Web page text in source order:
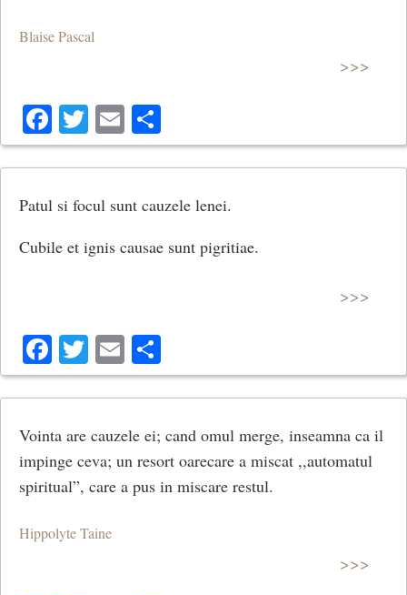
Blaise Pascal
>>>
Facebook
Twitter
Email
Patul si focul sunt cauzele lenei.
Cubile et ignis causae sunt pigritiae.
>>>
Facebook
Twitter
Email
Vointa are cauzele ei; cand omul merge, inseamna ca il
impinge ceva; un resort oarecare a miscat ,,automatul
spiritual”, care a pus in miscare restul.
Hippolyte Taine
>>>